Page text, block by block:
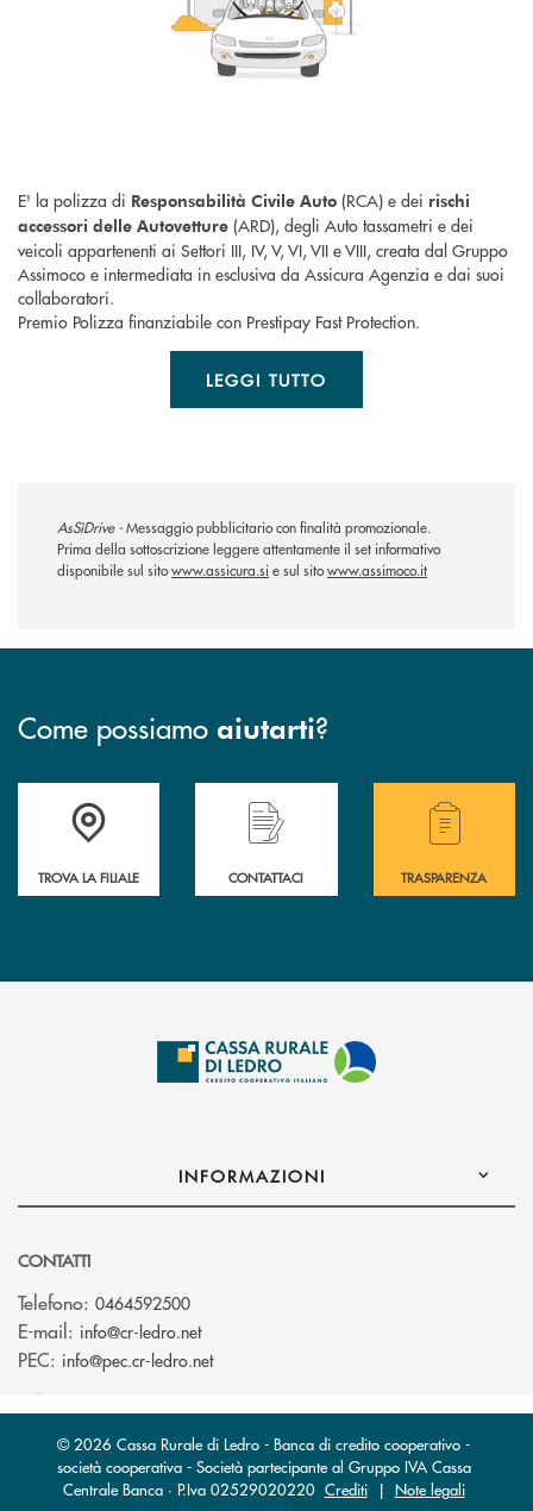
E' la polizza di Responsabilità Civile Auto (RCA) e dei rischi
accessori delle Autovetture (ARD), degli Auto tassametri e dei
veicoli appartenenti ai Settori III, IV, V, VI, VII e VIII, creata dal Gruppo
Assimoco e intermediata in esclusiva da Assicura Agenzia e dai suoi
collaboratori.
Premio Polizza finanziabile con Prestipay Fast Protection.
LEGGI TUTTO
AsSìDrive -Messaggio pubblicitario con finalità promozionale.
Prima della sottoscrizione leggere attentamente il set informativo
disponibile sul sitowww.assicura.sie sul sitowww.assimoco.it
Come possiamo aiutarti?
Accedi all' elenco completo delle filiali .
TROVA LA FILIALE
Hai bisogno di assistenza immediata?
CONTATTACI
Hai bisogno di
TRASPARENZA
INFORMAZIONI
CONTATTI
Telefono: 0464592500
E-mail: info@cr-ledro.net(si apre l’app di posta elettronica)
PEC: info@pec.cr-ledro.net(si apre l’app di posta elettronica)
© 2026 Cassa Rurale di Ledro - Banca di credito cooperativo -
società cooperativa - Società partecipante al Gruppo IVA Cassa
Centrale Banca · P.Iva 02529020220 Crediti| Note legali